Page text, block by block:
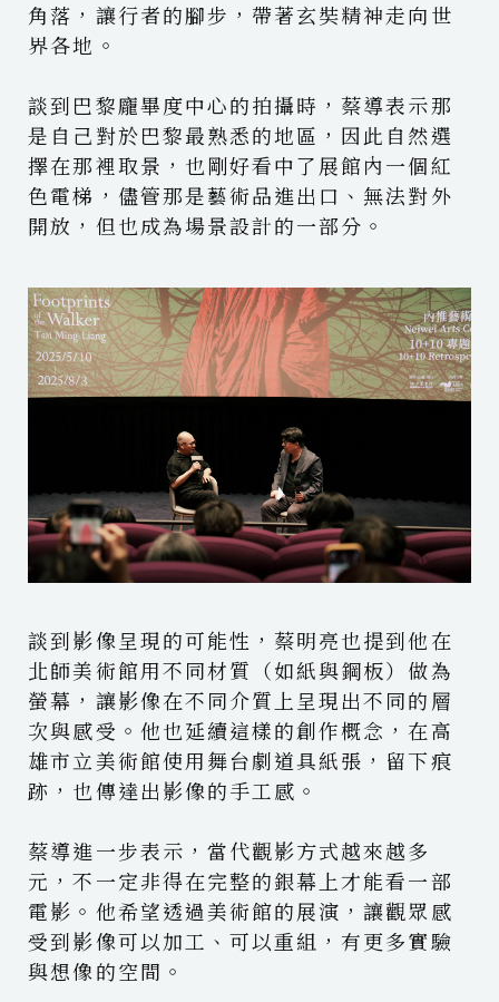
角落，讓行者的腳步，帶著玄奘精神走向世
界各地。
談到巴黎龐畢度中心的拍攝時，蔡導表示那
是自己對於巴黎最熟悉的地區，因此自然選
擇在那裡取景，也剛好看中了展館內一個紅
色電梯，儘管那是藝術品進出口、無法對外
開放，但也成為場景設計的一部分。
談到影像呈現的可能性，蔡明亮也提到他在
北師美術館用不同材質（如紙與鋼板）做為
螢幕，讓影像在不同介質上呈現出不同的層
次與感受。他也延續這樣的創作概念，在高
雄市立美術館使用舞台劇道具紙張，留下痕
跡，也傳達出影像的手工感。
蔡導進一步表示，當代觀影方式越來越多
元，不一定非得在完整的銀幕上才能看一部
電影。他希望透過美術館的展演，讓觀眾感
受到影像可以加工、可以重組，有更多實驗
與想像的空間。